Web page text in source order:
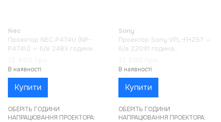
Nec
Проектор NEC P474U (NP-
P474U) — б/в 2483 години
В наявності
Купити
ОБЕРІТЬ ГОДИНИ
НАПРАЦЮВАННЯ ПРОЕКТОРА:
Sony
Проектор Sony VPL-FHZ57 —
б/в 22091 година
В наявності
Купити
ОБЕРІТЬ ГОДИНИ
НАПРАЦЮВАННЯ ПРОЕКТОРА: